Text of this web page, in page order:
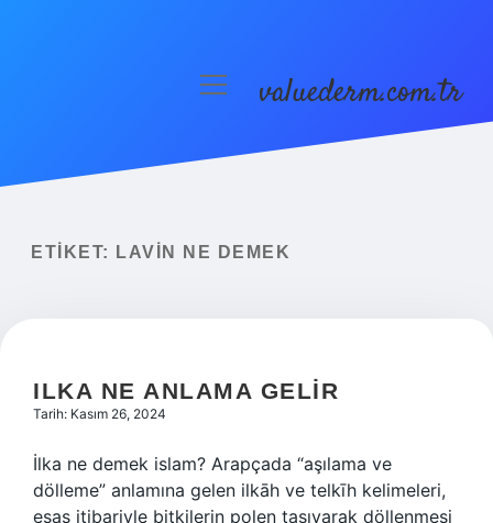
Yasal Uyarı
menüyüvaluederm.com.tr
ETIKET: LAVIN NE DEMEK
ILKA NE ANLAMA GELIR
Tarih: Kasım 26, 2024
İlka ne demek islam? Arapçada “aşılama ve
dölleme” anlamına gelen ilkāh ve telkīh kelimeleri,
esas itibariyle bitkilerin polen taşıyarak döllenmesi